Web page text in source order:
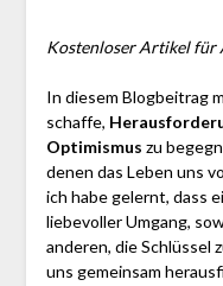
Kostenloser Artikel für
In diesem Blogbeitrag
schaffe,
Optimismus zu
denen das Leben uns
ich habe gelernt, dass
liebevoller Umgang,
anderen, die Schlüssel
uns gemeinsam